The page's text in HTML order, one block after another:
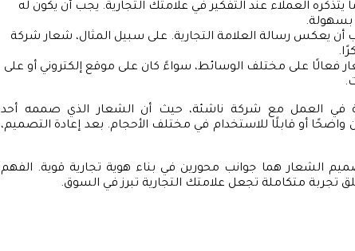
يتذكره العملاء عند التفكير في علامتك التجارية. يجب أن يكون له
بسهولة.
أن يعكس رسالة العلامة التجارية. على سبيل المثال، شعار شركة
فعالًا على مختلف الوسائط، سواءً كان على موقع إلكتروني أو على
في العمل مع شركة ناشئة، حيث أن الشعار الذي صممه أحد
واضحًا أو قابلًا للاستخدام في مختلف الأحجام. بعد إعادة التصميم،
الشعار هما جوانب محورين في بناء هوية تجارية قوية. الفهم
متكاملة تجعل علامتك التجارية تبرز في السوق.